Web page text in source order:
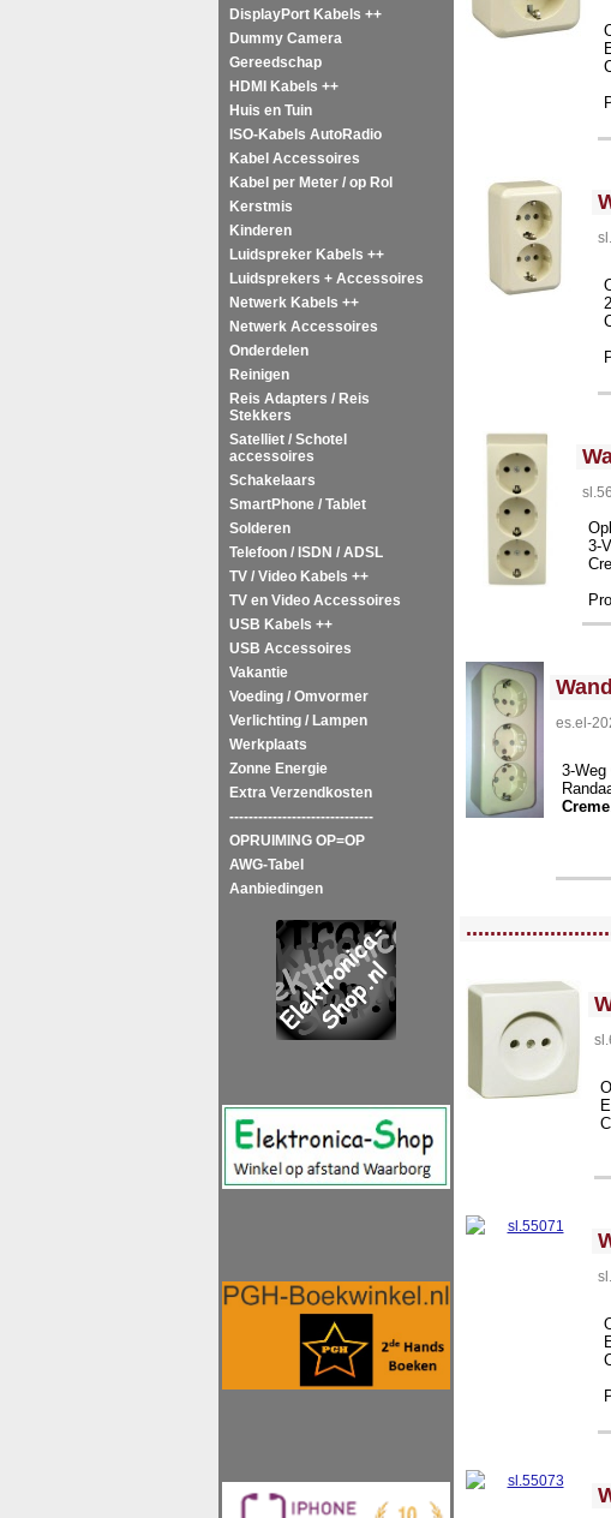
DisplayPort Kabels ++
Dummy Camera
Gereedschap
HDMI Kabels ++
Huis en Tuin
ISO-Kabels AutoRadio
Kabel Accessoires
Kabel per Meter / op Rol
Kerstmis
Kinderen
Luidspreker Kabels ++
Luidsprekers + Accessoires
Netwerk Kabels ++
Netwerk Accessoires
Onderdelen
Reinigen
Reis Adapters / Reis
Stekkers
Satelliet / Schotel
accessoires
Schakelaars
SmartPhone / Tablet
Solderen
Telefoon / ISDN / ADSL
TV / Video Kabels ++
TV en Video Accessoires
USB Kabels ++
USB Accessoires
Vakantie
Voeding / Omvormer
Verlichting / Lampen
Werkplaats
Zonne Energie
Extra Verzendkosten
------------------------------
OPRUIMING OP=OP
AWG-Tabel
Aanbiedingen
<!-- MakeFullWidth0 --
3-
<!-- MakeFullWidth0 --><!--
es.el-
3-
Creme
<!-- MakeFullWidth0 --><!--
<!-- MakeFullWidth0 --
<!-- MakeFullWidth0 --